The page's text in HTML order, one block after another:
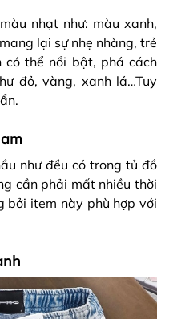
nhạt như: màu xanh,
lại sự nhẹ nhàng, trẻ
có thể nổi bật, phá cách
đỏ, vàng, xanh lá…Tuy
như đều có trong tủ đồ
cần phải mất nhiều thời
bởi item này phù hợp với